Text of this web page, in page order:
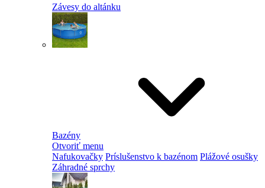
Závesy do altánku
Bazény
Otvoriť menu
Nafukovačky Príslušenstvo k bazénom Plážové osušky
Záhradné sprchy